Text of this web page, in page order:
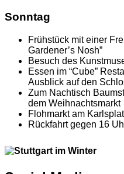
Sonntag
Frühstück mit einer
Gardener’s Nosh”
Besuch des
Essen im “Cube”
Ausblick auf den
Zum Nachtisch
dem Weihnachtsmarkt
Flohmarkt am
Rückfahrt gegen 16